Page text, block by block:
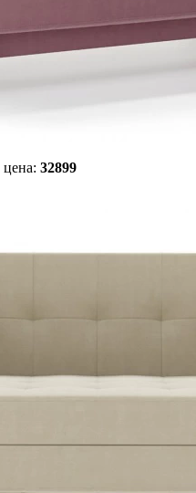
цена: 32899